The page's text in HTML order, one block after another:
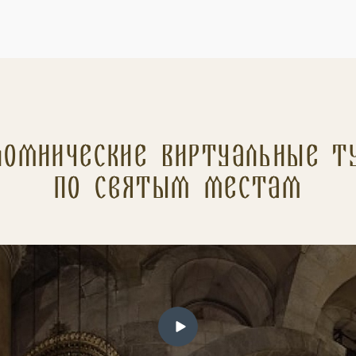
Виртуальные
по святым местам